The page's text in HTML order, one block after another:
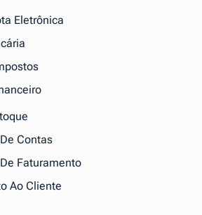
Eletrônica
Contas
Faturamento
Ao Cliente